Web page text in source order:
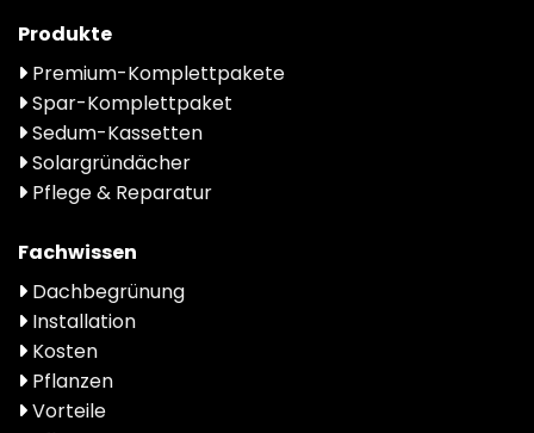
Produkte
Premium-Komplettpakete
Spar-Komplettpaket
Sedum-Kassetten
Solargründächer
Pflege & Reparatur
Fachwissen
Dachbegrünung
Installation
Kosten
Pflanzen
Vorteile